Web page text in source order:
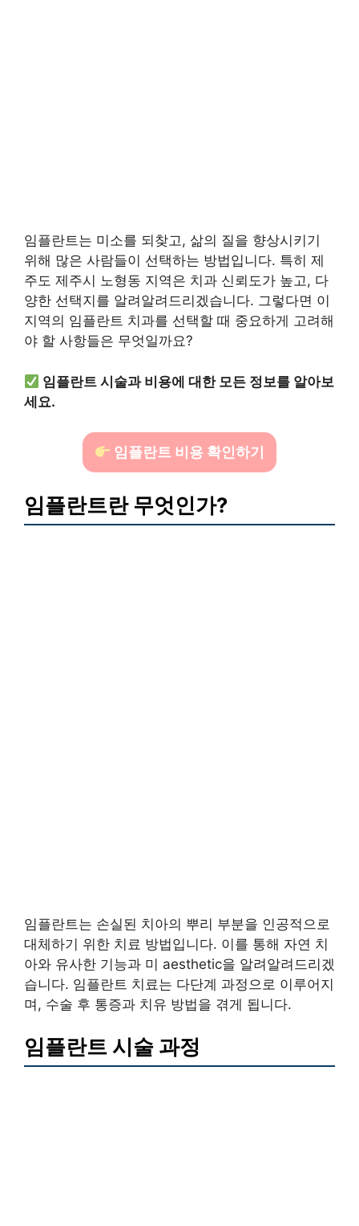
임플란트는 미소를 되찾고, 삶의 질을 향상시키기
위해 많은 사람들이 선택하는 방법입니다. 특히 제
주도 제주시 노형동 지역은 치과 신뢰도가 높고, 다
양한 선택지를 알려알려드리겠습니다. 그렇다면 이
지역의 임플란트 치과를 선택할 때 중요하게 고려해
야 할 사항들은 무엇일까요?
임플란트 시술과 비용에 대한 모든 정보를 알아보
세요.
임플란트 비용 확인하기
임플란트란 무엇인가?
임플란트는 손실된 치아의 뿌리 부분을 인공적으로
대체하기 위한 치료 방법입니다. 이를 통해 자연 치
아와 유사한 기능과 미 aesthetic을 알려알려드리겠
습니다. 임플란트 치료는 다단계 과정으로 이루어지
며, 수술 후 통증과 치유 방법을 겪게 됩니다.
임플란트 시술 과정